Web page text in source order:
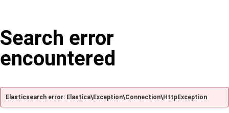
Search error
encountered
Elasticsearch error: Elastica\Exception\Connection\HttpException